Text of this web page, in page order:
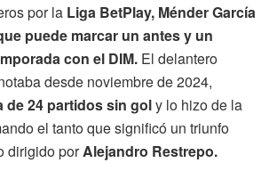
por la Liga BetPlay, Ménder García
puede marcar un antes y un
con el DIM. El delantero
desde noviembre de 2024,
de 24 partidos sin goly lo hizo de la
el tanto que significó un triunfo
dirigido porAlejandro Restrepo.